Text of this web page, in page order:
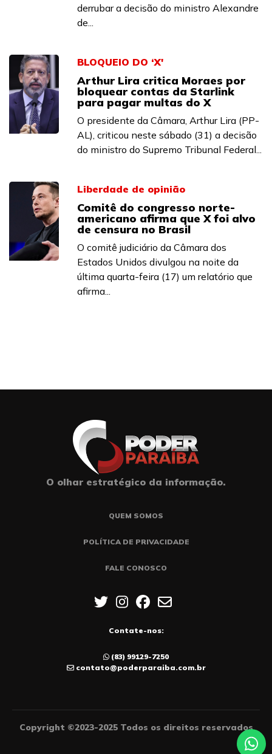
derrubar a decisão do ministro Alexandre
de...
BLOQUEIO DO ‘X'
Arthur Lira critica Moraes por
bloquear contas da Starlink
para pagar multas do X
O presidente da Câmara, Arthur Lira (PP-
AL), criticou neste sábado (31) a decisão
do ministro do Supremo Tribunal Federal...
Liberdade de opinião
Comitê do congresso norte-
americano afirma que X foi alvo
de censura no Brasil
O comitê judiciário da Câmara dos
Estados Unidos divulgou na noite da
última quarta-feira (17) um relatório que
afirma...
O olhar estratégico da informação.
QUEM SOMOS
POLÍTICA DE PRIVACIDADE
FALE CONOSCO
Contate-nos:
(83) 99129-7250
contato@poderparaiba.com.br
Copyright ©2023-2025 Todos os direitos reservados